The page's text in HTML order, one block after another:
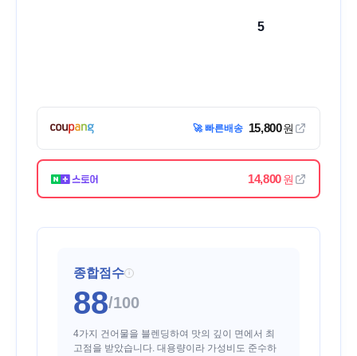
5
🚀 빠른배송 15,800원
14,800원
종합점수 i
88/100
4가지 건어물을 블렌딩하여 맛의 깊이 면에서 최
고점을 받았습니다. 대용량이라 가성비도 준수하